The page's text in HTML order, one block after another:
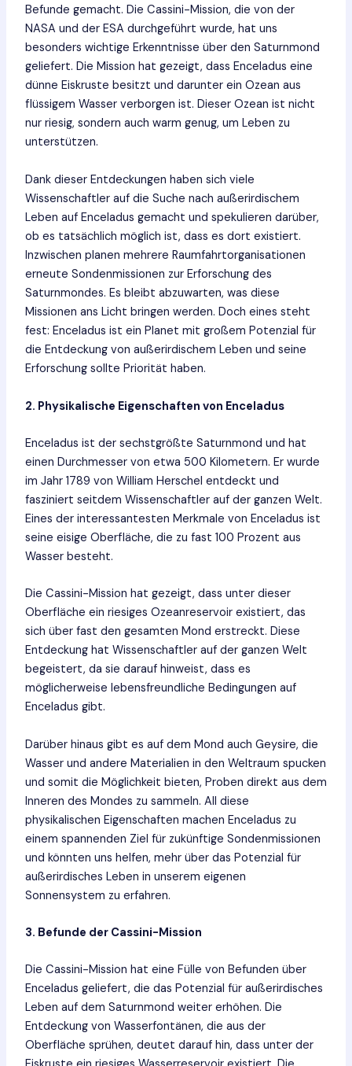
Befunde gemacht. Die Cassini-Mission, die von der
NASA und der ESA durchgeführt wurde, hat uns
besonders wichtige Erkenntnisse über den Saturnmond
geliefert. Die Mission hat gezeigt, dass Enceladus eine
dünne Eiskruste besitzt und darunter ein Ozean aus
flüssigem Wasser verborgen ist. Dieser Ozean ist nicht
nur riesig, sondern auch warm genug, um Leben zu
unterstützen.
Dank dieser Entdeckungen haben sich viele
Wissenschaftler auf die Suche nach außerirdischem
Leben auf Enceladus gemacht und spekulieren darüber,
ob es tatsächlich möglich ist, dass es dort existiert.
Inzwischen planen mehrere Raumfahrtorganisationen
erneute Sondenmissionen zur Erforschung des
Saturnmondes. Es bleibt abzuwarten, was diese
Missionen ans Licht bringen werden. Doch eines steht
fest: Enceladus ist ein Planet mit großem Potenzial für
die Entdeckung von außerirdischem Leben und seine
Erforschung sollte Priorität haben.
2. Physikalische Eigenschaften von Enceladus
Enceladus ist der sechstgrößte Saturnmond und hat
einen Durchmesser von etwa 500 Kilometern. Er wurde
im Jahr 1789 von William Herschel entdeckt und
fasziniert seitdem Wissenschaftler auf der ganzen Welt.
Eines der interessantesten Merkmale von Enceladus ist
seine eisige Oberfläche, die zu fast 100 Prozent aus
Wasser besteht.
Die Cassini-Mission hat gezeigt, dass unter dieser
Oberfläche ein riesiges Ozeanreservoir existiert, das
sich über fast den gesamten Mond erstreckt. Diese
Entdeckung hat Wissenschaftler auf der ganzen Welt
begeistert, da sie darauf hinweist, dass es
möglicherweise lebensfreundliche Bedingungen auf
Enceladus gibt.
Darüber hinaus gibt es auf dem Mond auch Geysire, die
Wasser und andere Materialien in den Weltraum spucken
und somit die Möglichkeit bieten, Proben direkt aus dem
Inneren des Mondes zu sammeln. All diese
physikalischen Eigenschaften machen Enceladus zu
einem spannenden Ziel für zukünftige Sondenmissionen
und könnten uns helfen, mehr über das Potenzial für
außerirdisches Leben in unserem eigenen
Sonnensystem zu erfahren.
3. Befunde der Cassini-Mission
Die Cassini-Mission hat eine Fülle von Befunden über
Enceladus geliefert, die das Potenzial für außerirdisches
Leben auf dem Saturnmond weiter erhöhen. Die
Entdeckung von Wasserfontänen, die aus der
Oberfläche sprühen, deutet darauf hin, dass unter der